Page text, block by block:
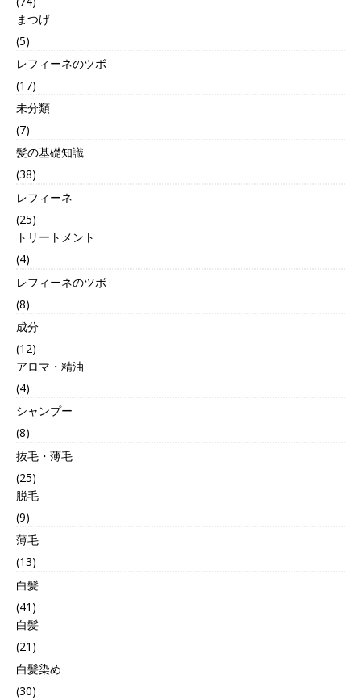
まつげ
(5)
レフィーネのツボ
(17)
未分類
(7)
髪の基礎知識
(38)
レフィーネ
(25)
トリートメント
(4)
レフィーネのツボ
(8)
成分
(12)
アロマ・精油
(4)
シャンプー
(8)
抜毛・薄毛
(25)
脱毛
(9)
薄毛
(13)
白髪
(41)
白髪
(21)
白髪染め
(30)